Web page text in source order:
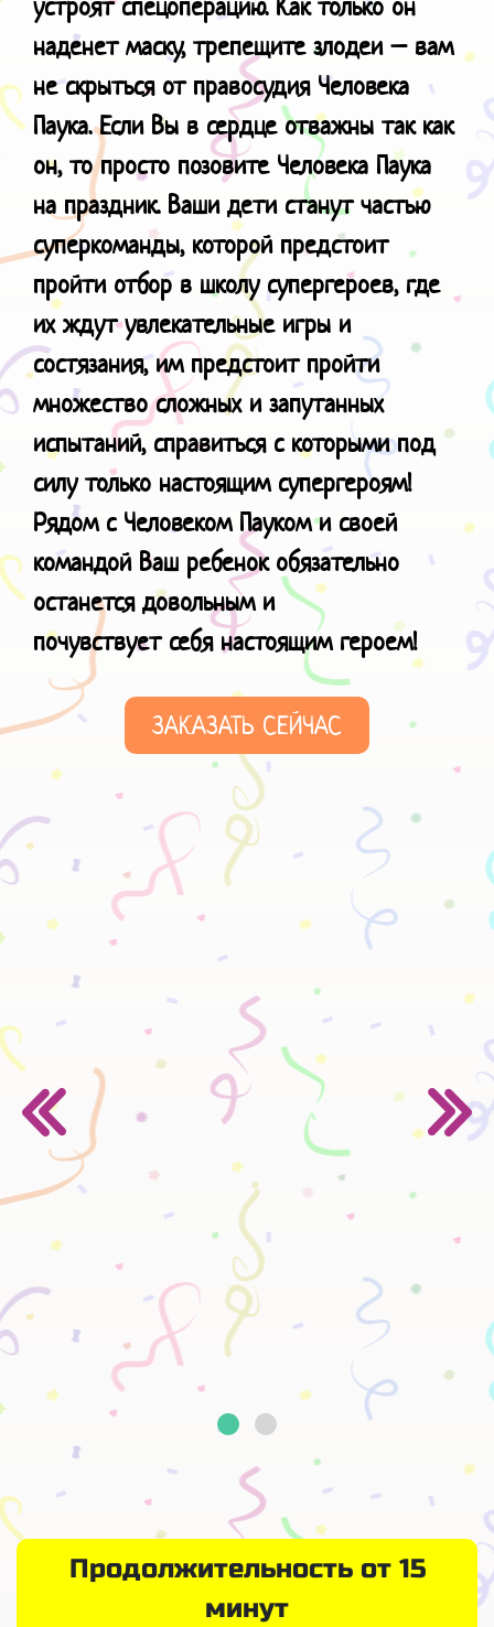
наденет маску, трепещите злодеи – вам
не скрыться от правосудия Человека
Паука. Если Вы в сердце отважны так как
он, то просто позовите Человека Паука
на праздник. Ваши дети станут частью
суперкоманды, которой предстоит
пройти отбор в школу супергероев, где
их ждут увлекательные игры и
состязания, им предстоит пройти
множество сложных и запутанных
испытаний, справиться с которыми под
силу только настоящим супергероям!
Рядом с Человеком Пауком и своей
командой Ваш ребенок обязательно
останется довольным и
почувствует себя настоящим героем!
ЗАКАЗАТЬ СЕЙЧАС
Продолжительность от 15
минут